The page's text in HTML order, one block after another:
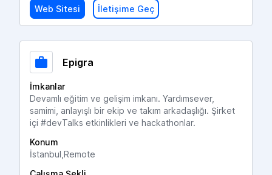
Web Sitesi İletişime Geç
Epigra
İmkanlar
Devamlı eğitim ve gelişim imkanı. Yardımsever,
samimi, anlayışlı bir ekip ve takım arkadaşlığı. Şirket
içi #devTalks etkinlikleri ve hackathonlar.
Konum
İstanbul,Remote